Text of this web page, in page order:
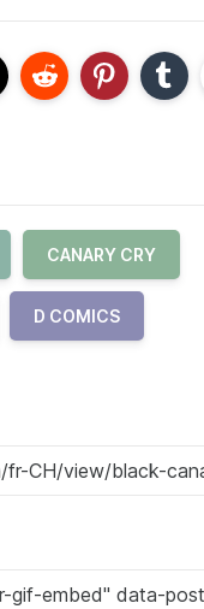
CANARY CRY
D COMICS